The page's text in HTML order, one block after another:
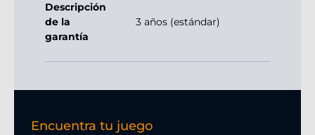
Descripción
de la
garantía
3 años (estándar)
Encuentra tu juego